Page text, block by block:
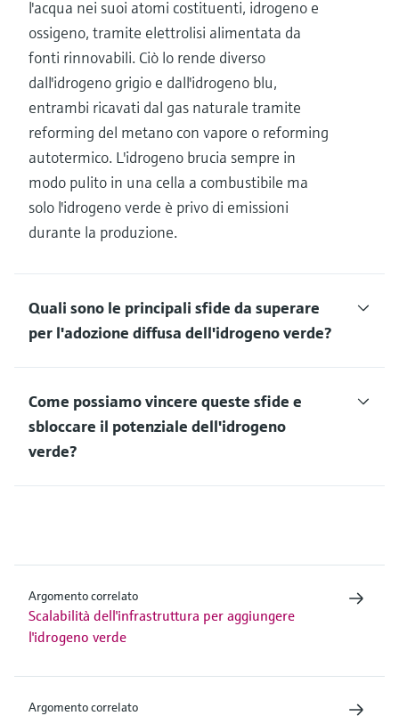
l'acqua nei suoi atomi costituenti, idrogeno e
ossigeno, tramite elettrolisi alimentata da
fonti rinnovabili. Ciò lo rende diverso
dall'idrogeno grigio e dall'idrogeno blu,
entrambi ricavati dal gas naturale tramite
reforming del metano con vapore o reforming
autotermico. L'idrogeno brucia sempre in
modo pulito in una cella a combustibile ma
solo l'idrogeno verde è privo di emissioni
durante la produzione.
Quali sono le principali sfide da superare
per l'adozione diffusa dell'idrogeno verde?
Come possiamo vincere queste sfide e
sbloccare il potenziale dell'idrogeno
verde?
Argomento correlato
Scalabilità dell'infrastruttura per aggiungere
l'idrogeno verde
Argomento correlato